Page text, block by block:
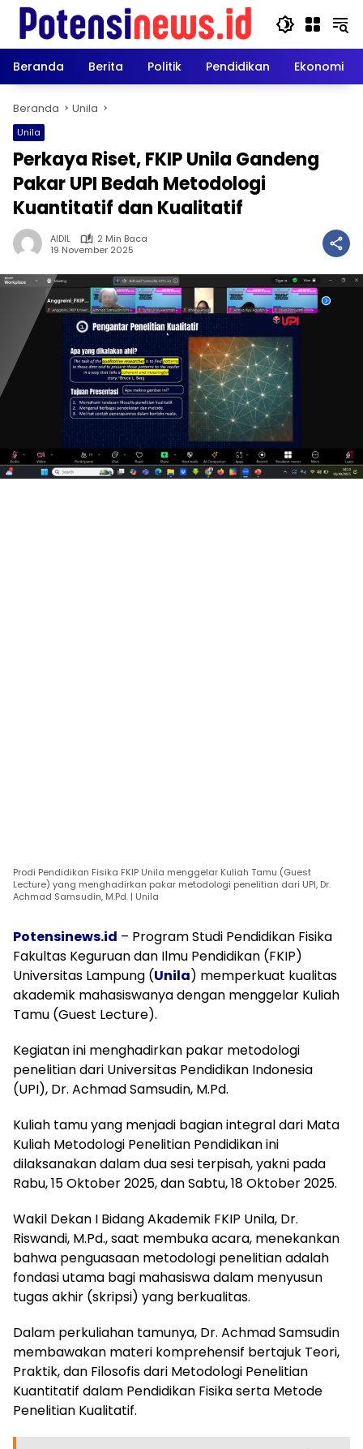
Langsung
konten
Beranda
Berita Politik Pendidikan Ekonomi
Beranda Unila
Unila
Perkaya Riset, FKIP Unila Gandeng
Pakar UPI Bedah Metodologi
Kuantitatif dan Kualitatif
AIDIL
2 Min Baca
19 November 2025
Prodi Pendidikan Fisika FKIP Unila menggelar Kuliah Tamu (Guest
Lecture) yang menghadirkan pakar metodologi penelitian dari UPI, Dr.
Achmad Samsudin, M.Pd. | Unila
Potensinews.id – Program Studi Pendidikan Fisika
Fakultas Keguruan dan Ilmu Pendidikan (FKIP)
Universitas Lampung (Unila) memperkuat kualitas
akademik mahasiswanya dengan menggelar Kuliah
Tamu (Guest Lecture).
Kegiatan ini menghadirkan pakar metodologi
penelitian dari Universitas Pendidikan Indonesia
(UPI), Dr. Achmad Samsudin, M.Pd.
Kuliah tamu yang menjadi bagian integral dari Mata
Kuliah Metodologi Penelitian Pendidikan ini
dilaksanakan dalam dua sesi terpisah, yakni pada
Rabu, 15 Oktober 2025, dan Sabtu, 18 Oktober 2025.
Wakil Dekan I Bidang Akademik FKIP Unila, Dr.
Riswandi, M.Pd., saat membuka acara, menekankan
bahwa penguasaan metodologi penelitian adalah
fondasi utama bagi mahasiswa dalam menyusun
tugas akhir (skripsi) yang berkualitas.
Dalam perkuliahan tamunya, Dr. Achmad Samsudin
membawakan materi komprehensif bertajuk Teori,
Praktik, dan Filosofis dari Metodologi Penelitian
Kuantitatif dalam Pendidikan Fisika serta Metode
Penelitian Kualitatif.